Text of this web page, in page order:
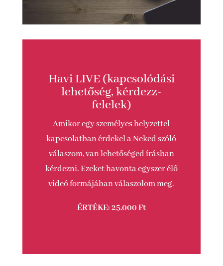
Havi LIVE (kapcsolódási
lehetőség, kérdezz-
felelek)
Amikor egy személyes helyzettel
kapcsolatban érdekel a Neked szóló
válaszom, van lehetőséged írásban
kérdezni. Ezeket havonta egyszer élő
videó formájában válaszolom meg.
ÉRTÉKE: 25.000 Ft